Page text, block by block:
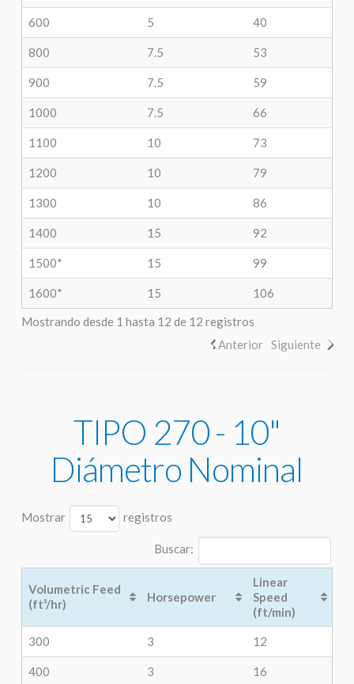
600 5 40
800 7.5 53
900 7.5 59
1000 7.5 66
1100 10 73
1200 10 79
1300 10 86
1400 15 92
1500* 15 99
1600* 15
106
Mostrando desde 1 hasta 12 de 12 registros
Anterior Siguiente
TIPO 270 - 10"
Diámetro Nominal
Mostrar registros
Buscar:
Volumetric Feed
(ft³/hr)
Horsepower
Linear
Speed
(ft/min)
300 3 12
400 3 16